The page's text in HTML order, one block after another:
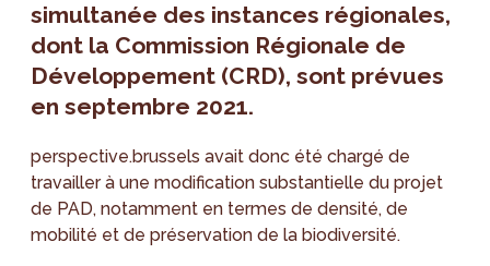
simultanée des instances régionales,
dont la Commission Régionale de
Développement (CRD), sont prévues
en septembre 2021.
perspective.brussels avait donc été chargé de
travailler à une modification substantielle du projet
de PAD, notamment en termes de densité, de
mobilité et de préservation de la biodiversité.